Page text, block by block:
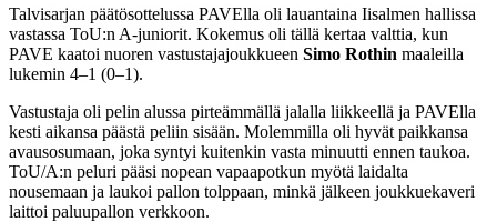
Talvisarjan päätösottelussa PAVElla oli lauantaina Iisalmen hallissa
vastassa ToU:n A-juniorit. Kokemus oli tällä kertaa valttia, kun
PAVE kaatoi nuoren vastustajajoukkueen Simo Rothin maaleilla
lukemin 4–1 (0–1).
Vastustaja oli pelin alussa pirteämmällä jalalla liikkeellä ja PAVElla
kesti aikansa päästä peliin sisään. Molemmilla oli hyvät paikkansa
avausosumaan, joka syntyi kuitenkin vasta minuutti ennen taukoa.
ToU/A:n peluri pääsi nopean vapaapotkun myötä laidalta
nousemaan ja laukoi pallon tolppaan, minkä jälkeen joukkuekaveri
laittoi paluupallon verkkoon.